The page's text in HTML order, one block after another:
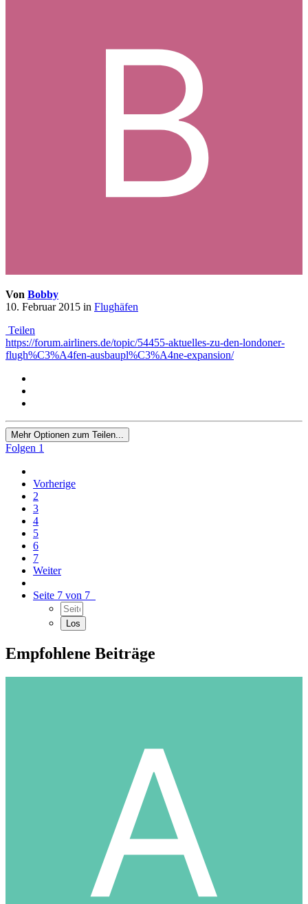
Von Bobby
10. Februar 2015 in Flughäfen
Teilen
https://forum.airliners.de/topic/54455-aktuelles-zu-den-londoner-
flugh%C3%A4fen-ausbaupl%C3%A4ne-expansion/
Mehr Optionen zum Teilen...
Folgen 1
Vorherige
2
3
4
5
6
7
Weiter
Seite 7 von 7
Empfohlene Beiträge